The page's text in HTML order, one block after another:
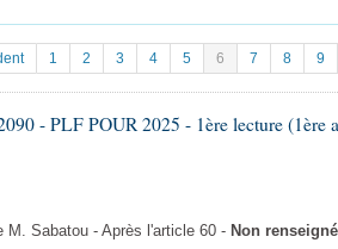
de l'Assemblée ... )
d'accès
droit
1 2 3 4 5 6 7 8 9
- PLF POUR 2025 - 1ère lecture (1ère
M. Sabatou - Après l'article 60 - Non renseigné